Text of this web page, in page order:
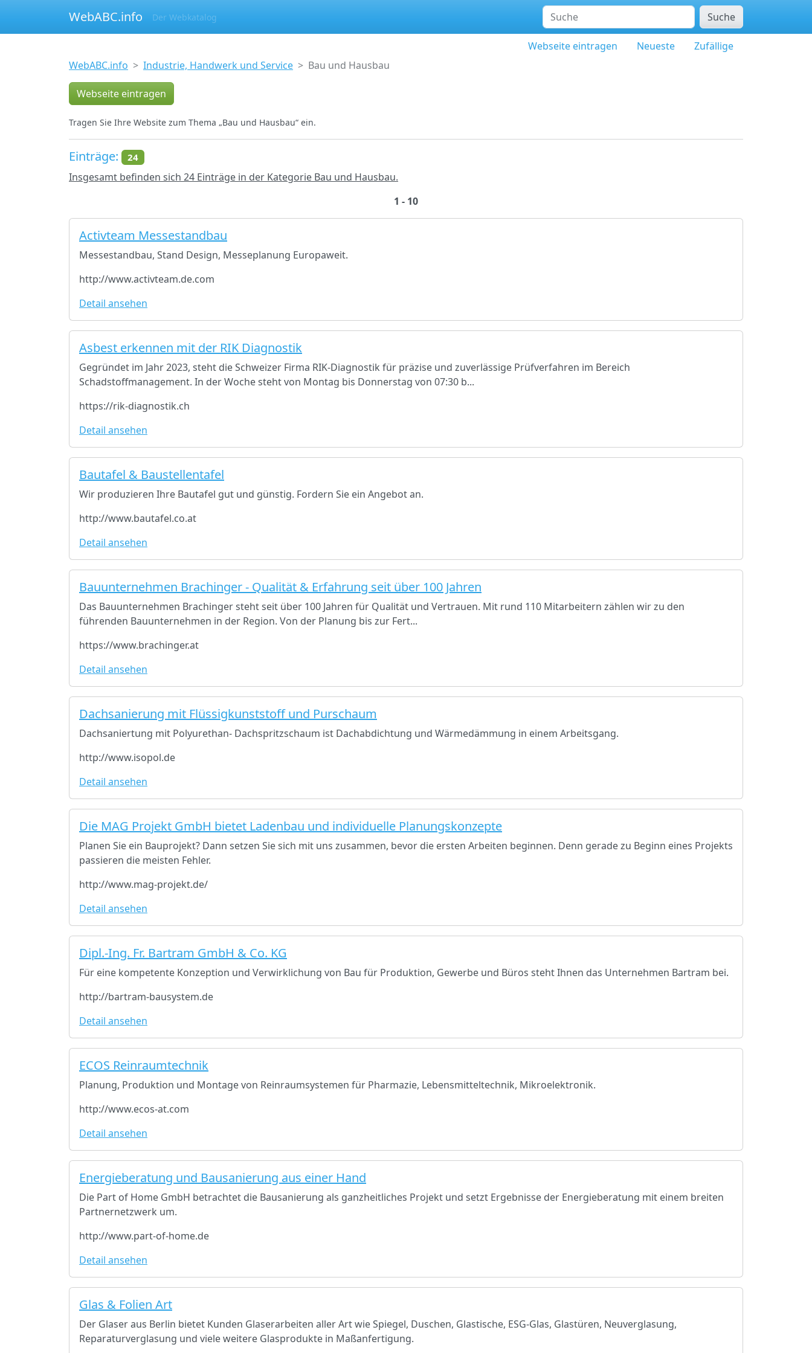
WebABC.info Der Webkatalog Suche
Webseite eintragen Neueste
Zufällige
WebABC.info
Industrie, Handwerk und Service Bau und Hausbau
Webseite eintragen
Tragen Sie Ihre Website zum Thema „Bau und Hausbau“ ein.
Einträge: 24
Insgesamt befinden sich 24 Einträge in der Kategorie Bau und Hausbau.
1 - 10
Activteam Messestandbau
Messestandbau, Stand Design, Messeplanung Europaweit.
http://www.activteam.de.com
Detail ansehen
Asbest erkennen mit der RIK Diagnostik
Gegründet im Jahr 2023, steht die Schweizer Firma RIK-Diagnostik für präzise und zuverlässige Prüfverfahren im Bereich
Schadstoffmanagement. In der Woche steht von Montag bis Donnerstag von 07:30 b...
https://rik-diagnostik.ch
Detail ansehen
Bautafel & Baustellentafel
Wir produzieren Ihre Bautafel gut und günstig. Fordern Sie ein Angebot an.
http://www.bautafel.co.at
Detail ansehen
Bauunternehmen Brachinger - Qualität & Erfahrung seit über 100 Jahren
Das Bauunternehmen Brachinger steht seit über 100 Jahren für Qualität und Vertrauen. Mit rund 110 Mitarbeitern zählen wir zu den
führenden Bauunternehmen in der Region. Von der Planung bis zur Fert...
https://www.brachinger.at
Detail ansehen
Dachsanierung mit Flüssigkunststoff und Purschaum
Dachsaniertung mit Polyurethan- Dachspritzschaum ist Dachabdichtung und Wärmedämmung in einem Arbeitsgang.
http://www.isopol.de
Detail ansehen
Die MAG Projekt GmbH bietet Ladenbau und individuelle Planungskonzepte
Planen Sie ein Bauprojekt? Dann setzen Sie sich mit uns zusammen, bevor die ersten Arbeiten beginnen. Denn gerade zu Beginn eines Projekts
passieren die meisten Fehler.
http://www.mag-projekt.de/
Detail ansehen
Dipl.-Ing. Fr. Bartram GmbH & Co. KG
Für eine kompetente Konzeption und Verwirklichung von Bau für Produktion, Gewerbe und Büros steht Ihnen das Unternehmen Bartram bei.
http://bartram-bausystem.de
Detail ansehen
ECOS Reinraumtechnik
Planung, Produktion und Montage von Reinraumsystemen für Pharmazie, Lebensmitteltechnik, Mikroelektronik.
http://www.ecos-at.com
Detail ansehen
Energieberatung und Bausanierung aus einer Hand
Die Part of Home GmbH betrachtet die Bausanierung als ganzheitliches Projekt und setzt Ergebnisse der Energieberatung mit einem breiten
Partnernetzwerk um.
http://www.part-of-home.de
Detail ansehen
Glas & Folien Art
Der Glaser aus Berlin bietet Kunden Glaserarbeiten aller Art wie Spiegel, Duschen, Glastische, ESG-Glas, Glastüren, Neuverglasung,
Reparaturverglasung und viele weitere Glasprodukte in Maßanfertigung.